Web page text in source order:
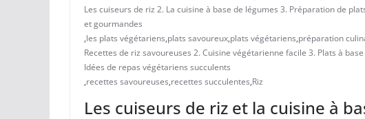
Les cuiseurs de riz 2. La cuisine à base de légumes 3. Préparation de
et gourmandes
,les plats végétariens,plats savoureux,plats végétariens,préparation
Recettes de riz savoureuses 2. Cuisine végétarienne facile 3. Plats à
Idées de repas végétariens succulents
,recettes savoureuses,recettes succulentes,Riz
Les cuiseurs de riz et la cuisine à